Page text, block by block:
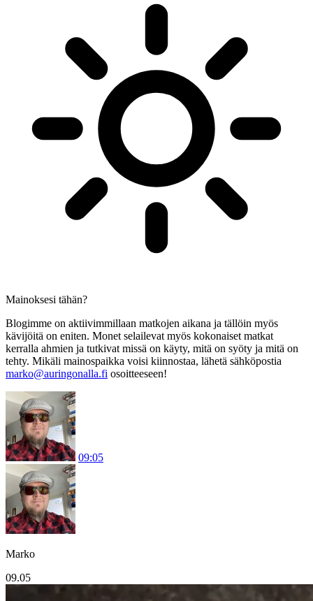
Mainoksesi tähän?
Blogimme on aktiivimmillaan matkojen aikana ja tällöin myös
kävijöitä on eniten. Monet selailevat myös kokonaiset matkat
kerralla ahmien ja tutkivat missä on käyty, mitä on syöty ja mitä on
tehty. Mikäli mainospaikka voisi kiinnostaa, lähetä sähköpostia
marko@auringonalla.fi osoitteeseen!
09:05
Marko
09.05